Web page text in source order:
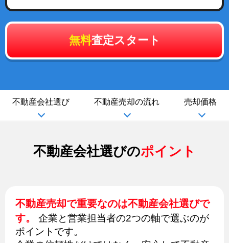
無料査定スタート
不動産会社選び 不動産売却の流れ 売却価格
不動産会社選びのポイント
不動産売却で重要なのは不動産会社選びで
す。
企業と営業担当者の2つの軸で選ぶのが
ポイントです。